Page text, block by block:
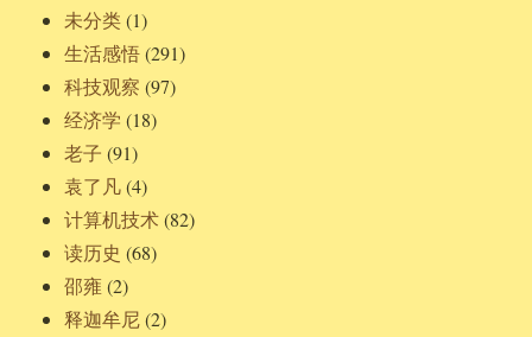
未分类(1)
生活感悟(291)
科技观察 (97)
经济学 (18)
老子 (91)
袁了凡(4)
计算机技术(82)
读历史 (68)
邵雍 (2)
释迦牟尼(2)